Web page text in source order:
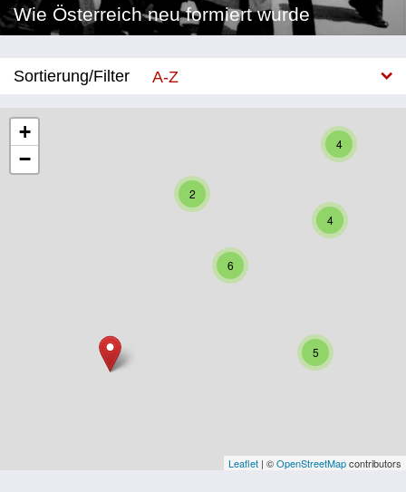
Wie Österreich neu formiert wurde
Sortierung/Filter
A-Z
Burgenland
Niederösterreich
Vorarlberg
4
2
4
5
6
+
−
Leaflet | ©OpenStreetMapcontributors